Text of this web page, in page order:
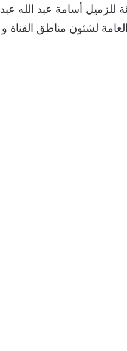
للزميل أسامة عبد الله عبد
لشئون مناطق القناة و